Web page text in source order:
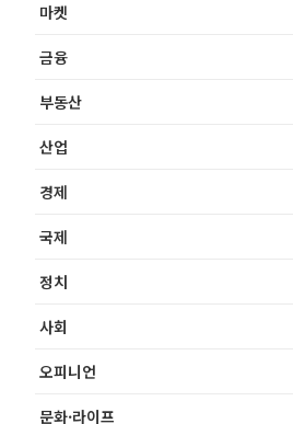
마켓
금융
부동산
산업
경제
국제
정치
사회
오피니언
문화·라이프